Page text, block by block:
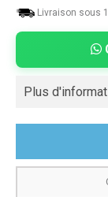
Livraison sous
Plus